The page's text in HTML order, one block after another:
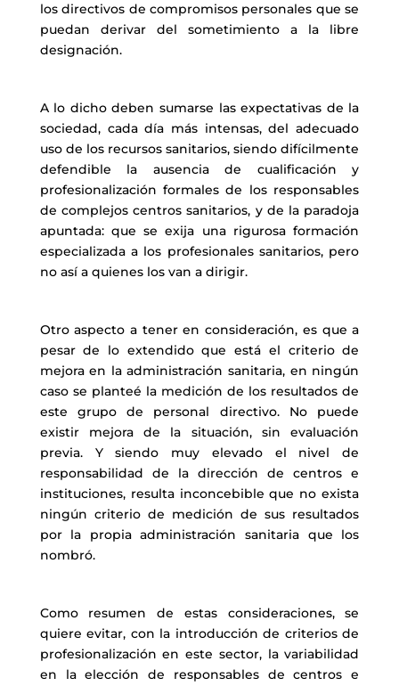
los directivos de compromisos personales que se
puedan derivar del sometimiento a la libre
designación.
A lo dicho deben sumarse las expectativas de la
sociedad, cada día más intensas, del adecuado
uso de los recursos sanitarios, siendo difícilmente
defendible la ausencia de cualificación y
profesionalización formales de los responsables
de complejos centros sanitarios, y de la paradoja
apuntada: que se exija una rigurosa formación
especializada a los profesionales sanitarios, pero
no así a quienes los van a dirigir.
Otro aspecto a tener en consideración, es que a
pesar de lo extendido que está el criterio de
mejora en la administración sanitaria, en ningún
caso se planteé la medición de los resultados de
este grupo de personal directivo. No puede
existir mejora de la situación, sin evaluación
previa. Y siendo muy elevado el nivel de
responsabilidad de la dirección de centros e
instituciones, resulta inconcebible que no exista
ningún criterio de medición de sus resultados
por la propia administración sanitaria que los
nombró.
Como resumen de estas consideraciones, se
quiere evitar, con la introducción de criterios de
profesionalización en este sector, la variabilidad
en la elección de responsables de centros e